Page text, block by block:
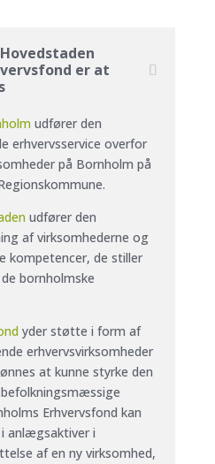
er at
udfører den
erhvervsservice overfor
på Bornholm på
udfører den
af virksomhederne og
kompetencer, de stiller
bornholmske
yder støtte i form af
erhvervsvirksomheder
at kunne styrke den
Erhvervsfond kan
anlægsaktiver i
af en ny virksomhed,